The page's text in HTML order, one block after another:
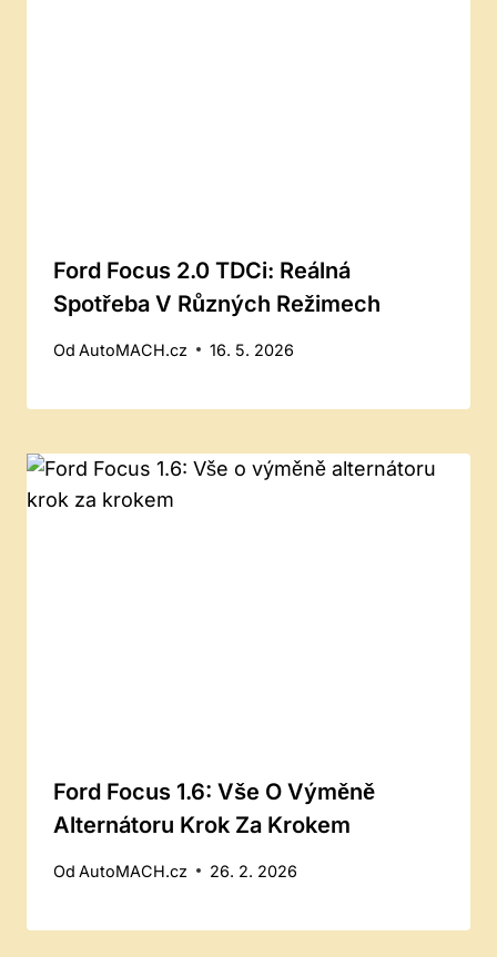
Ford Focus 2.0 TDCi: Reálná
Spotřeba V Různých Režimech
Od AutoMACH.cz 16. 5. 2026
Ford Focus 1.6: Vše O Výměně
Alternátoru Krok Za Krokem
Od AutoMACH.cz 26. 2. 2026